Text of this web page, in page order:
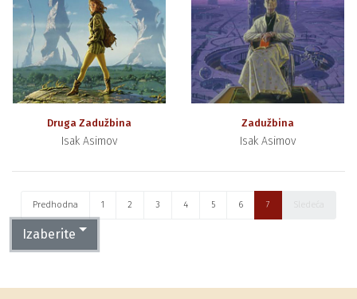
Druga Zadužbina
Isak Asimov
Zadužbina
Isak Asimov
Predhodna 1 2 3 4 5 6 7
Izaberite